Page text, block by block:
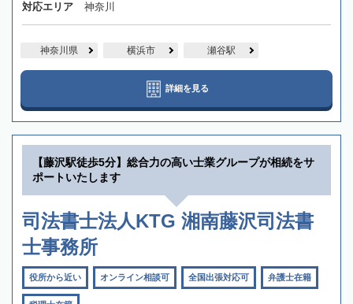
対応エリア 神奈川
神奈川県 横浜市 瀬谷駅
詳細を見る
【藤沢駅徒歩5分】総合力の高い士業グループが相続をサ
ポートいたします
司法書士法人KTG 湘南藤沢司法書
士事務所
役所から近い オンライン相談可 全国出張対応可 弁護士在籍